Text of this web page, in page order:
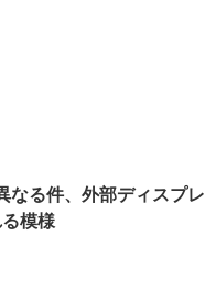
なる件、外部ディスプレ
模様